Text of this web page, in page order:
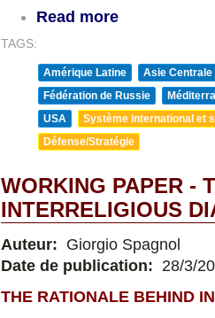
Read more
TAGS:
Amérique Latine
Asie Centrale
Fédération de Russie
USA
Système international et
Défense/Stratégie
WORKING PAPER -
INTERRELIGIOUS
Auteur: Giorgio Spagnol
Date de publication: 28/3/
THE RATIONALE BEHIND